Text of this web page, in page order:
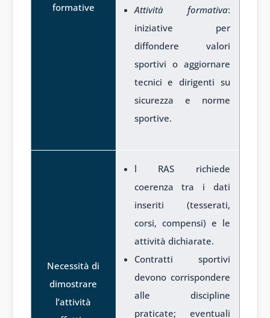
formative Attività formativa:
iniziative per
diffondere valori
sportivi o aggiornare
tecnici e dirigenti su
sicurezza e norme
sportive.
Necessità di
dimostrare
l’attività
l RAS richiede
coerenza tra i dati
inseriti (tesserati,
corsi, compensi) e le
attività dichiarate.
Contratti sportivi
devono corrispondere
alle discipline
praticate; eventuali